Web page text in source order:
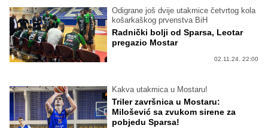
Odigrane još dvije utakmice četvrtog kola
košarkaškog prvenstva BiH
Radnički bolji od Sparsa, Leotar
pregazio Mostar
02.11.24. 22:00
Kakva utakmica u Mostaru!
Triler završnica u Mostaru:
Milošević sa zvukom sirene za
pobjedu Sparsa!